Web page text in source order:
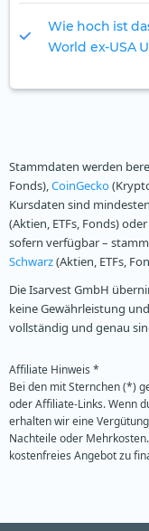
Wie hoch ist
World ex-USA
Stammdaten werden
Fonds),CoinGecko
Kursdaten sind
(Aktien, ETFs, Fonds)
sofern verfügbar –
Schwarz(Aktien, ETFs,
Die Isarvest GmbH
keine Gewährleistung
vollständig und genau
Affiliate Hinweis *
Bei den mit Sternchen (*)
oder Affiliate-Links. Wenn
erhalten wir eine
Nachteile oder
kostenfreies Angebot zu